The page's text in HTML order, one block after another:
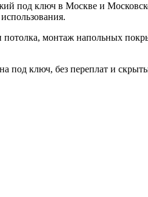
под ключ в Москве и
монтаж напольных
ключ, без переплат и